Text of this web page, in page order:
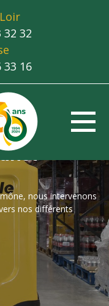
32 32
33 16
nous intervenons
nos différents